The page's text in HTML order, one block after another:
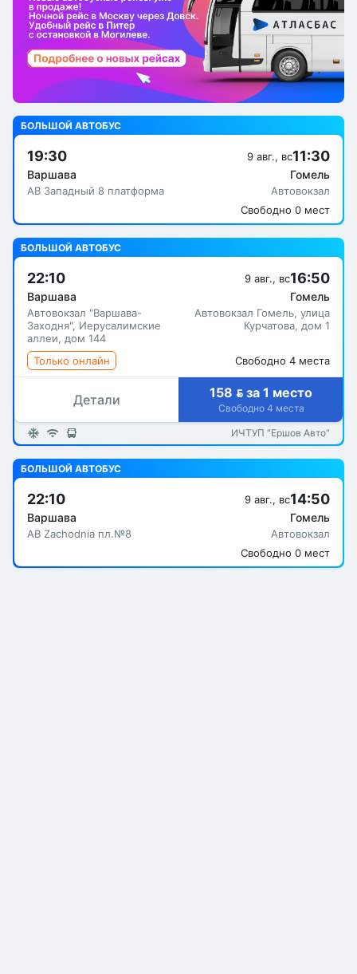
БОЛЬШОЙ АВТОБУС
19:30
Варшава
АВ Западный 8 платформа
11:30
9 авг., вс
Гомель
Автовокзал
Свободно 0 мест
БОЛЬШОЙ АВТОБУС
22:10
Варшава
Автовокзал "Варшава-
Заходня", Иерусалимские
аллеи, дом 144
16:50
9 авг., вс
Гомель
Автовокзал Гомель, улица
Курчатова, дом 1
Только онлайн Свободно 4 места
Детали 158  за 1 место
Свободно 4 места
ИЧТУП "Ершов Авто"
БОЛЬШОЙ АВТОБУС
22:10
Варшава
АВ Zachodnia пл.№8
14:50
9 авг., вс
Гомель
Автовокзал
Свободно 0 мест